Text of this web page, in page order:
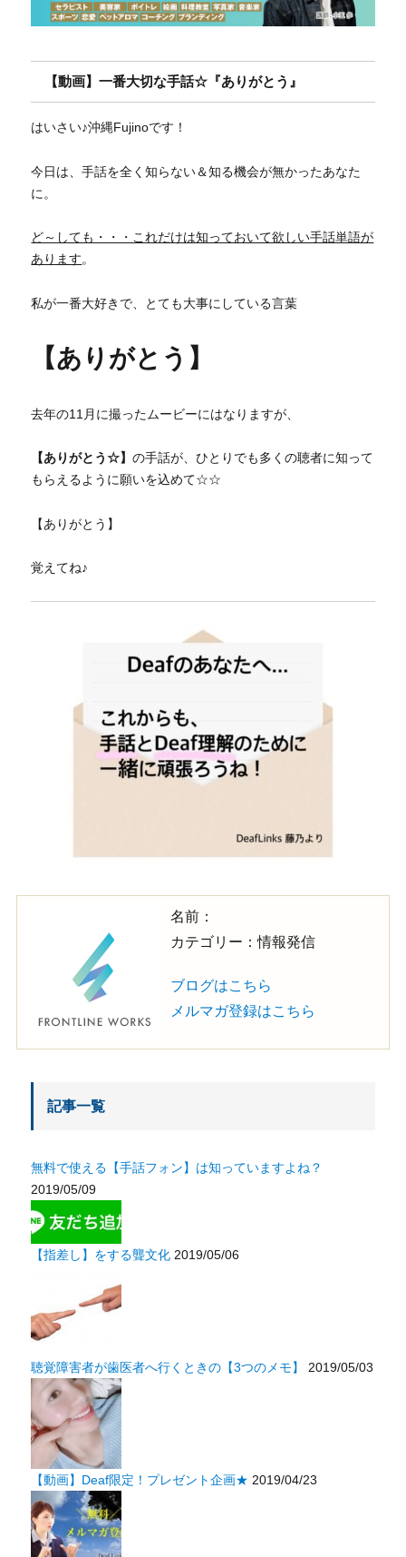
【動画】一番大切な手話☆『ありがとう』
はいさい♪沖縄Fujinoです！
今日は、手話を全く知らない＆知る機会が無かったあなた
に。
ど～しても・・・これだけは知っておいて欲しい手話単語が
あります。
私が一番大好きで、とても大事にしている言葉
【ありがとう】
去年の11月に撮ったムービーにはなりますが、
【ありがとう☆】の手話が、ひとりでも多くの聴者に知って
もらえるように願いを込めて☆☆
【ありがとう】
覚えてね♪
名前：
カテゴリー：情報発信
ブログはこちら
メルマガ登録はこちら
記事一覧
無料で使える【手話フォン】は知っていますよね？
2019/05/09
【指差し】をする聾文化 2019/05/06
聴覚障害者が歯医者へ行くときの【3つのメモ】 2019/05/03
【動画】Deaf限定！プレゼント企画★ 2019/04/23